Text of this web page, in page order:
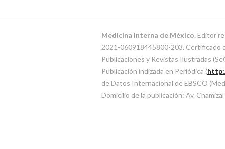
Medicina Interna de México.Editor
2021-060918445800-203. Certificado
Publicaciones y Revistas Ilustradas
Publicación indizada en Periódica (
de Datos Internacional de EBSCO
Domicilio de la publicación: Av.